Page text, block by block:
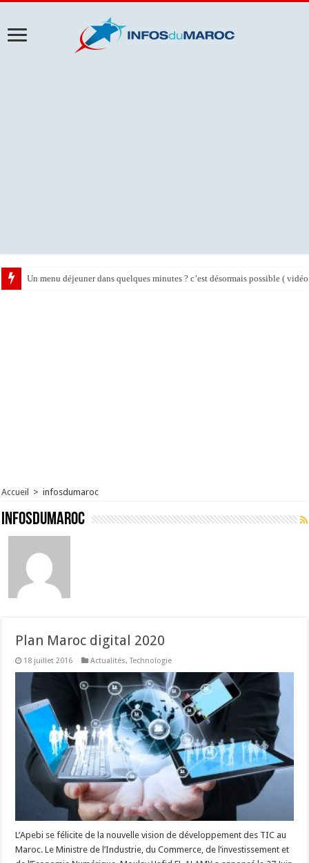
10 idées de décoration moderne avec une touche Marocaine ( photos )
Accueil > infosdumaroc
infosdumaroc
Plan Maroc digital 2020
18 juillet 2016 Actualités,Technologie
L’Apebi se félicite de la nouvelle vision de développement des TIC au
Maroc. Le Ministre de l’Industrie, du Commerce, de l’investissement et